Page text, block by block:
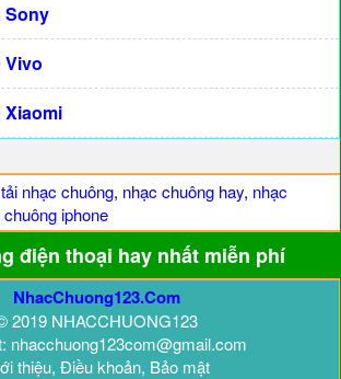
Sony
Vivo
Xiaomi
tải nhạc chuông, nhạc chuông hay, nhạc
chuông iphone
điện thoại hay nhất miễn phí
NhacChuong123.Com
2019 NHACCHUONG123
nhacchuong123com@gmail.com
thiệu, Điều khoản, Bảo mật